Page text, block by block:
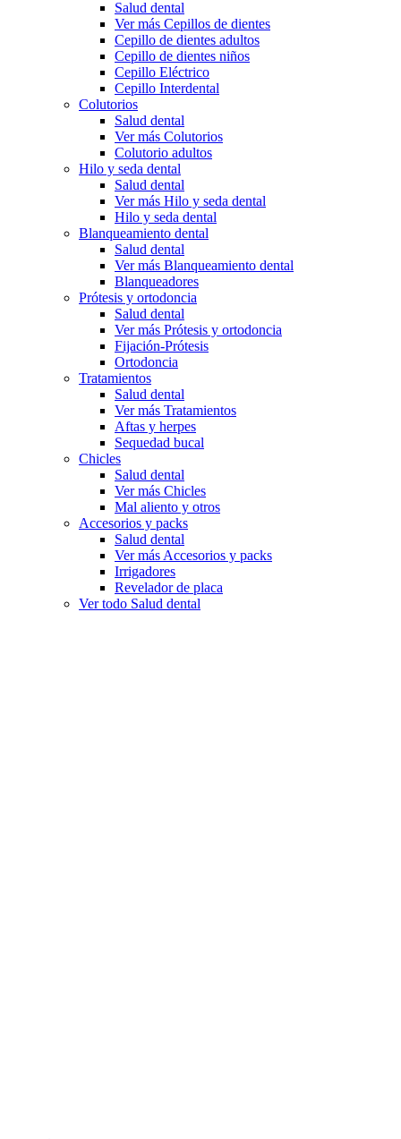
Salud dental
Ver más Cepillos de dientes
Cepillo de dientes adultos
Cepillo de dientes niños
Cepillo Eléctrico
Cepillo Interdental
Colutorios
Salud dental
Ver más Colutorios
Colutorio adultos
Hilo y seda dental
Salud dental
Ver más Hilo y seda dental
Hilo y seda dental
Blanqueamiento dental
Salud dental
Ver más Blanqueamiento dental
Blanqueadores
Prótesis y ortodoncia
Salud dental
Ver más Prótesis y ortodoncia
Fijación-Prótesis
Ortodoncia
Tratamientos
Salud dental
Ver más Tratamientos
Aftas y herpes
Sequedad bucal
Chicles
Salud dental
Ver más Chicles
Mal aliento y otros
Accesorios y packs
Salud dental
Ver más Accesorios y packs
Irrigadores
Revelador de placa
Ver todo Salud dental